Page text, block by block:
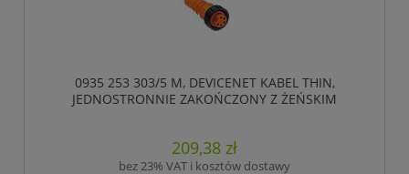
0935 253 303/5 M, DEVICENET KABEL THIN,
JEDNOSTRONNIE ZAKOŃCZONY Z ŻEŃSKIM
209,38 zł
bez 23% VAT i kosztów dostawy